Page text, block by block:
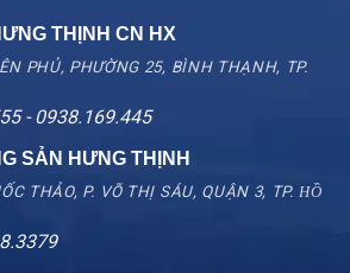
THỊNH CN HX
PHỦ, PHƯỜNG 25, BÌNH THẠNH, TP.
- 0938.169.445
SẢN HƯNG THỊNH
THẢO, P. VÕ THỊ SÁU, QUẬN 3, TP. HỒ